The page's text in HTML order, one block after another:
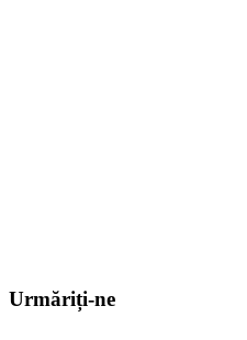
Urmăriți-ne